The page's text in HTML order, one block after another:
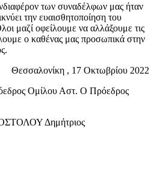
των συναδέλφων μας ήταν
την ευαισθητοποίηση του
μαζί οφείλουμε να αλλάξουμε τις
ο καθένας μας προσωπικά στην
Θεσσαλονίκη , 17 Οκτωβρίου 2022
Ομίλου Αστ. Ο Πρόεδρος
Δημήτριος